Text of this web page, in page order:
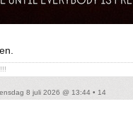
8 juli 2026 @ 13:44 • 14